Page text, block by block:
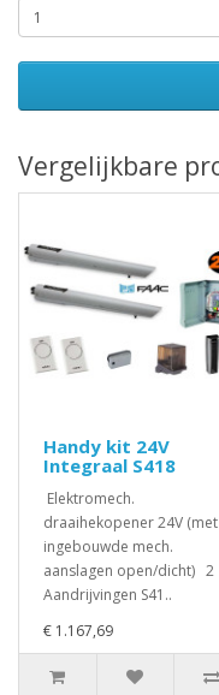
Vergelijkbare
Handy kit 24V
Integraal S418
Elektromech.
draaihekopener 24V (met
ingebouwde mech.
aanslagen open/dicht) 2
Aandrijvingen S41..
€ 1.167,69